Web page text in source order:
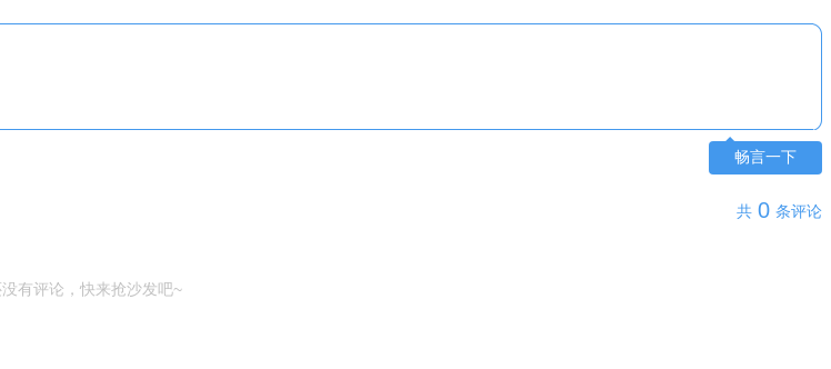
畅言一下
共 0 条评论
没有评论，快来抢沙发吧~